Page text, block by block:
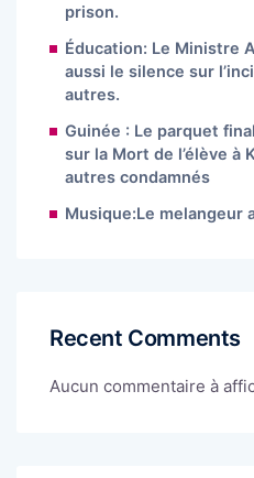
prison.
Éducation: Le Ministre
aussi le silence sur
autres.
Guinée : Le parquet
sur la Mort de l’élève à
autres condamnés
Musique:Le melangeur
Recent Comments
Aucun commentaire à